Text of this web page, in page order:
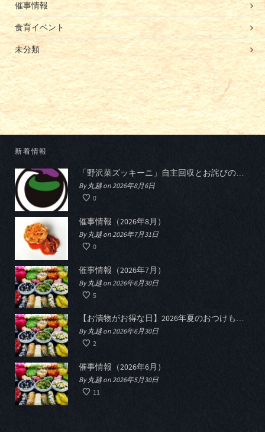
催事情報
食育イベント
未分類
新着情報
「野沢菜ズッキーニ」自主回収とお詫びのお知らせ
By 丸越 on 2026年8月6日
0
催事情報（2026年8月）
By 丸越 on 2026年7月31日
0
催事情報（2026年7月）
By 丸越 on 2026年6月30日
5
【お漬物がお得な日】2026年夏のおつけものデー開催
By 丸越 on 2026年6月30日
2
催事情報（2026年6月）
By 丸越 on 2026年5月30日
11